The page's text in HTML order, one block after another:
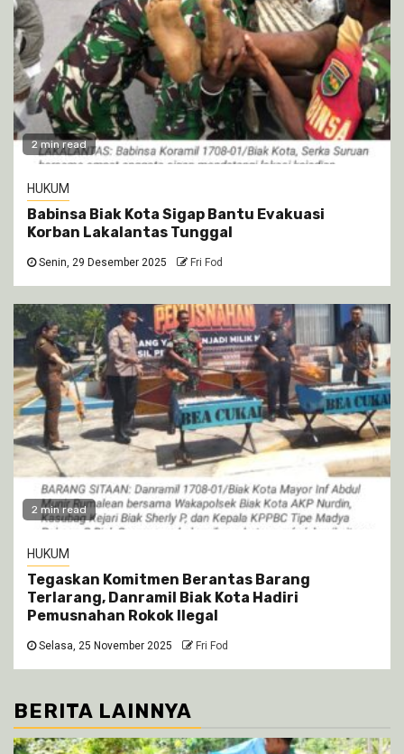
2 min read
HUKUM
Babinsa Biak Kota Sigap Bantu Evakuasi
Korban Lakalantas Tunggal
Senin, 29 Desember 2025 Fri Fod
2 min read
HUKUM
Tegaskan Komitmen Berantas Barang
Terlarang, Danramil Biak Kota Hadiri
Pemusnahan Rokok Ilegal
Selasa, 25 November 2025 Fri Fod
BERITA LAINNYA